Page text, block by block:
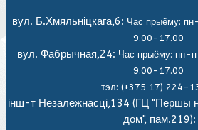
вул. Б.Хмяльніцкага,6: Час прыёму:
9.00-17.00
вул. Фабрычная,24: Час прыёму: пн-
9.00-17.00
тэл: (+375 17) 224-
інш-т Незалежнасці,134 (ГЦ "Першы
дом", пам.219):